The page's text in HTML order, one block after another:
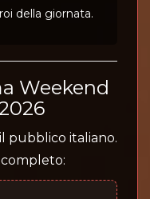
della giornata.
Weekend
pubblico italiano.